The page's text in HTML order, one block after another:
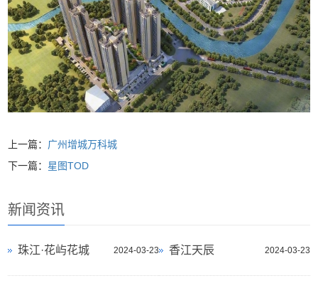
上一篇： 广州增城万科城
下一篇： 星图TOD
新闻资讯
2024-03-23
珠江·花屿花城 2024-03-23
香江天辰